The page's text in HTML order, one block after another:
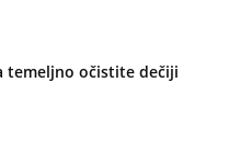
temeljno očistite dečiji